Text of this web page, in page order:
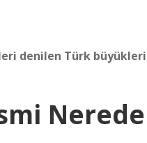
denilen Türk